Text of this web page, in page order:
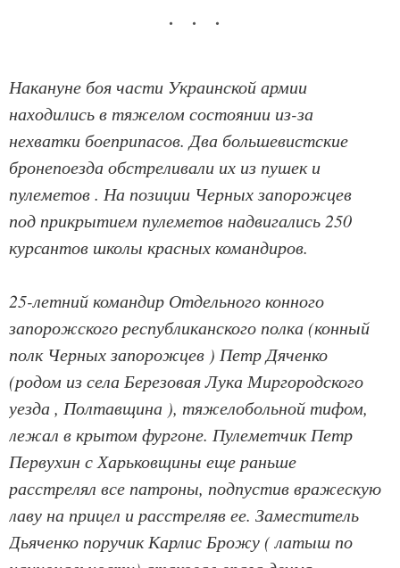
Накануне боя части Украинской армии
находились в тяжелом состоянии из-за
нехватки боеприпасов. Два большевистские
бронепоезда обстреливали их из пушек и
пулеметов . На позиции Черных запорожцев
под прикрытием пулеметов надвигались 250
курсантов школы красных командиров.
25-летний командир Отдельного конного
запорожского республиканского полка (конный
полк Черных запорожцев ) Петр Дяченко
(родом из села Березовая Лука Миргородского
уезда , Полтавщина ), тяжелобольной тифом,
лежал в крытом фургоне. Пулеметчик Петр
Первухин с Харьковщины еще раньше
расстрелял все патроны, подпустив вражескую
лаву на прицел и расстреляв ее. Заместитель
Дьяченко поручик Карлис Брожу ( латыш по